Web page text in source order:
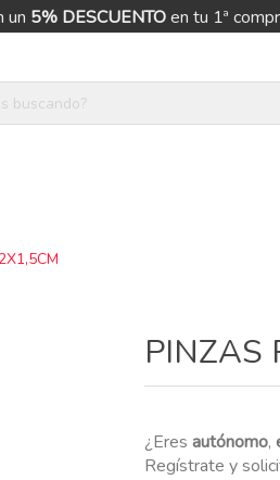
un 5% DESCUENTOen tu 1ª
PINZAS
¿Eresautónomo,
Regístrate y